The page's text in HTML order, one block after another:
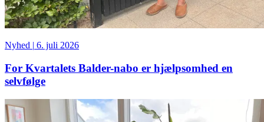
Nyhed | 6. juli 2026
For Kvartalets Balder-nabo er hjælpsomhed en
selvfølge